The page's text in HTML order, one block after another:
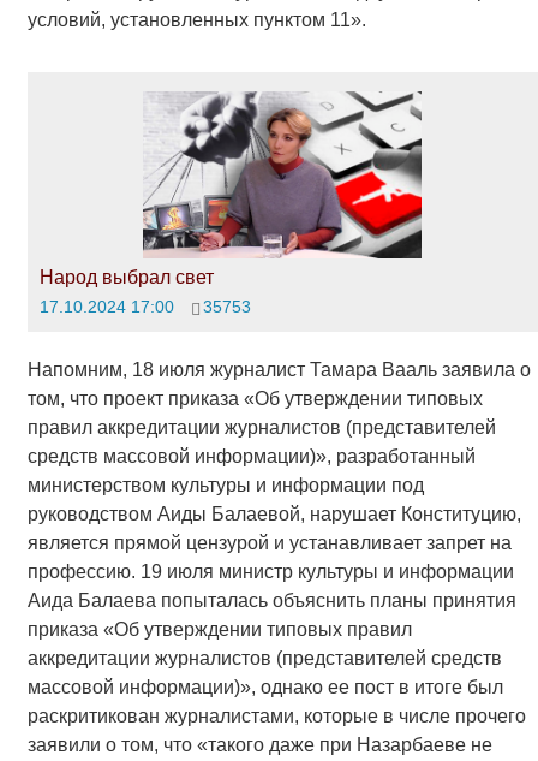
условий, установленных пунктом 11».
Народ выбрал свет
17.10.2024 17:00 35753
Напомним, 18 июля журналист Тамара Вааль заявила о
том, что проект приказа «Об утверждении типовых
правил аккредитации журналистов (представителей
средств массовой информации)», разработанный
министерством культуры и информации под
руководством Аиды Балаевой, нарушает Конституцию,
является прямой цензурой и устанавливает запрет на
профессию. 19 июля министр культуры и информации
Аида Балаева попыталась объяснить планы принятия
приказа «Об утверждении типовых правил
аккредитации журналистов (представителей средств
массовой информации)», однако ее пост в итоге был
раскритикован журналистами, которые в числе прочего
заявили о том, что «такого даже при Назарбаеве не